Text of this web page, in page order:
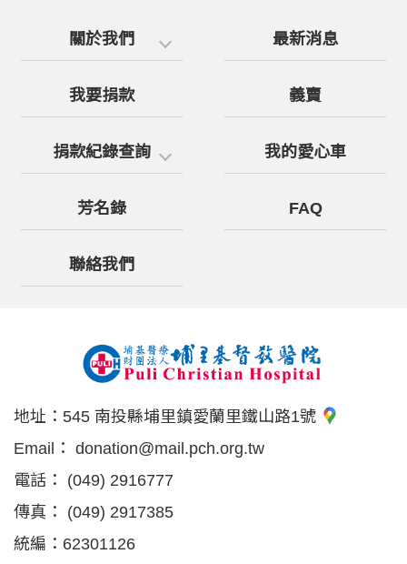
關於我們 最新消息
我要捐款 義賣
捐款紀錄查詢 我的愛心車
芳名錄 FAQ
聯絡我們
地址： 545 南投縣埔里鎮愛蘭里鐵山路1號
Email： donation@mail.pch.org.tw
電話：
(049) 2916777
傳真：
(049) 2917385
統編：62301126